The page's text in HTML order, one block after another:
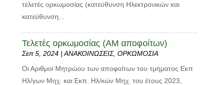
τελετές ορκωμοσίας (κατεύθυνση Ηλεκτρονικών και
κατεύθυνση...
Τελετές ορκωμοσίας (ΑΜ αποφοίτων)
Σεπ 5, 2024| ΑΝΑΚΟΙΝΩΣΕΙΣ, ΟΡΚΩΜΟΣΙΑ
Οι Αριθμοί Μητρώου των αποφοίτων του τμήματος Εκπ
Ηλ/γων Μηχ. και Εκπ. Ηλ/κών Μηχ. του έτους 2023,